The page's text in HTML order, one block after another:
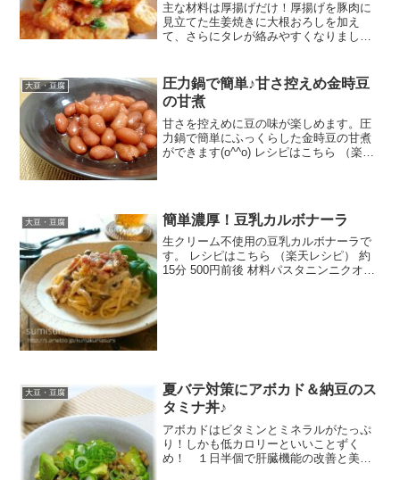
主な材料は厚揚げだけ！厚揚げを豚肉に
見立てた生姜焼きに大根おろしを加え
て、さらにタレが絡みやすくなりまし
シピ） 約15分 100円以下 材料厚揚げ片栗
粉サラダ油・...
大豆・豆腐
圧力鍋で簡単♪甘さ控えめ金時豆
の甘煮
甘さを控えめに豆の味が楽しめます。圧
力鍋で簡単にふっくらした金時豆の甘煮
ができます(o^^o) レシピはこちら （楽天
大豆・豆腐 簡単濃厚！豆乳カルボナーラ
生クリーム不使用の豆乳カルボナーラで
す。 レシピはこちら （楽天レシピ） 約
15分 500円前後 材料パスタニンニクオリ
大豆・豆腐
夏バテ対策にアボカド＆納豆のス
タミナ丼♪
アボカドはビタミンとミネラルがたっぷ
り！しかも低カロリーといいことずく
め！ １日半個で肝臓機能の改善と美肌